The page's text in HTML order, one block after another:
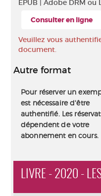
EPUB | Adobe DRM ou
Consulter en ligne
Veuillez vous
document.
Autre format
Pour réserver un
est nécessaire d'être
authentifié. Les
dépendent de votre
abonnement en cours.
LIVRE - 2020 -